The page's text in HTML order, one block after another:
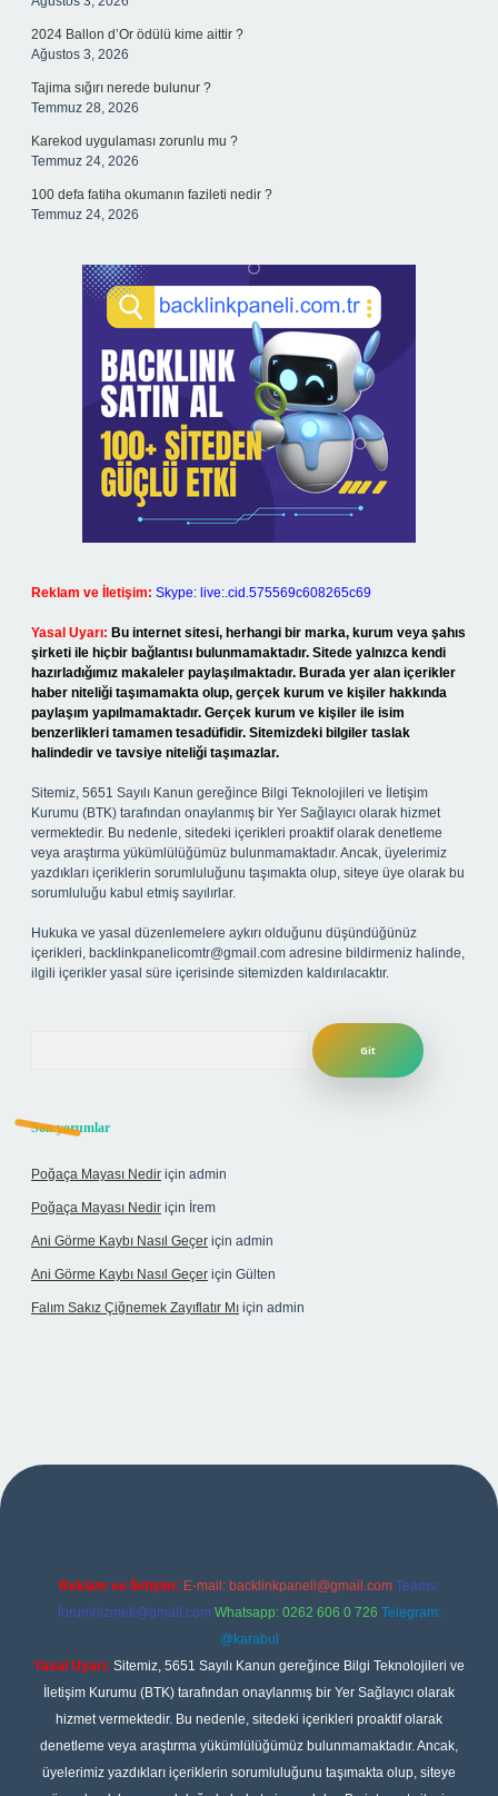
2024 Ballon d’Or ödülü kime aittir ?
Ağustos 3, 2026
Tajima sığırı nerede bulunur ?
Temmuz 28, 2026
Karekod uygulaması zorunlu mu ?
Temmuz 24, 2026
100 defa fatiha okumanın fazileti nedir ?
Temmuz 24, 2026
Reklam ve İletişim: Skype: live:.cid.575569c608265c69
Yasal Uyarı: Bu internet sitesi, herhangi bir marka, kurum veya şahıs
şirketi ile hiçbir bağlantısı bulunmamaktadır. Sitede yalnızca kendi
hazırladığımız makaleler paylaşılmaktadır. Burada yer alan içerikler
haber niteliği taşımamakta olup, gerçek kurum ve kişiler hakkında
paylaşım yapılmamaktadır. Gerçek kurum ve kişiler ile isim
benzerlikleri tamamen tesadüfidir. Sitemizdeki bilgiler taslak
halindedir ve tavsiye niteliği taşımazlar.
Sitemiz, 5651 Sayılı Kanun gereğince Bilgi Teknolojileri ve İletişim
Kurumu (BTK) tarafından onaylanmış bir Yer Sağlayıcı olarak hizmet
vermektedir. Bu nedenle, sitedeki içerikleri proaktif olarak denetleme
veya araştırma yükümlülüğümüz bulunmamaktadır. Ancak, üyelerimiz
yazdıkları içeriklerin sorumluluğunu taşımakta olup, siteye üye olarak bu
sorumluluğu kabul etmiş sayılırlar.
Hukuka ve yasal düzenlemelere aykırı olduğunu düşündüğünüz
içerikleri, backlinkpanelicomtr@gmail.com adresine bildirmeniz halinde,
ilgili içerikler yasal süre içerisinde sitemizden kaldırılacaktır.
Son yorumlar
Poğaça Mayası Nedir için admin
Poğaça Mayası Nedir için İrem
Ani Görme Kaybı Nasıl Geçer için admin
Ani Görme Kaybı Nasıl Geçer için Gülten
Falım Sakız Çiğnemek Zayıflatır Mı için admin
Reklam ve İletişim: E-mail: backlinkpaneli@gmail.com Teams:
forumhizmeti@gmail.com Whatsapp: 0262 606 0 726 Telegram:
@karabul
Yasal Uyarı: Sitemiz, 5651 Sayılı Kanun gereğince Bilgi Teknolojileri ve
İletişim Kurumu (BTK) tarafından onaylanmış bir Yer Sağlayıcı olarak
hizmet vermektedir. Bu nedenle, sitedeki içerikleri proaktif olarak
denetleme veya araştırma yükümlülüğümüz bulunmamaktadır. Ancak,
üyelerimiz yazdıkları içeriklerin sorumluluğunu taşımakta olup, siteye